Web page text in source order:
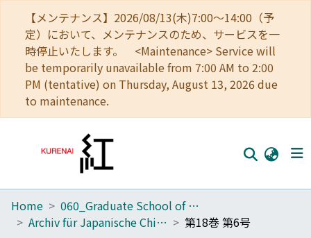
【メンテナンス】2026/08/13(木)7:00～14:00（予
定）において、メンテナンスのため、サービスを一
時停止いたします。 <Maintenance> Service will
be temporarily unavailable from 7:00 AM to 2:00
PM (tentative) on Thursday, August 13, 2026 due
to maintenance.
Home
Home
060_Graduate School of Medicine
Archiv für Japanische Chirurgie
第18巻 第6号